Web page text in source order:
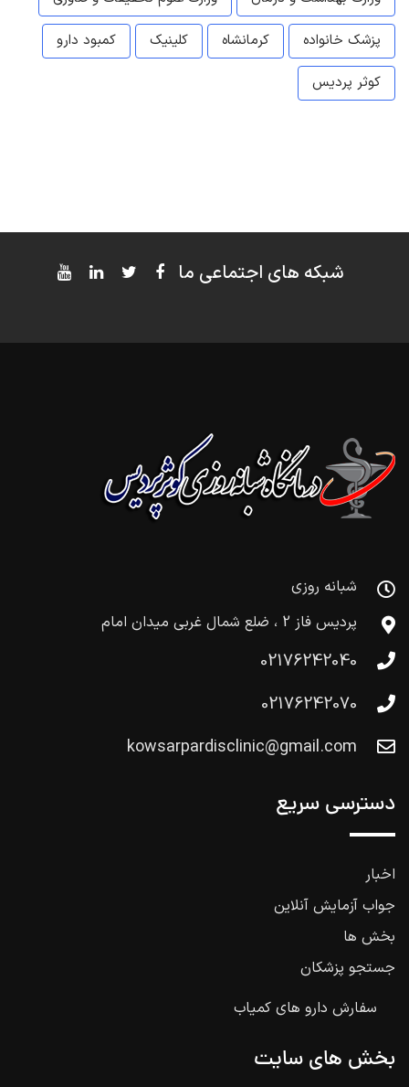
پزشک خانواده
کرمانشاه کلینیک
کمبود دارو
کوثر پردیس
شبکه های اجتماعی ما
شبانه روزی
پردیس فاز 2 ، ضلع شمال غربی میدان امام
02176242040
02176242070
kowsarpardisclinic@gmail.com
دسترسی سریع
اخبار
جواب آزمایش آنلاین
بخش ها
جستجو پزشکان
سفارش دارو های کمیاب
بخش های سایت